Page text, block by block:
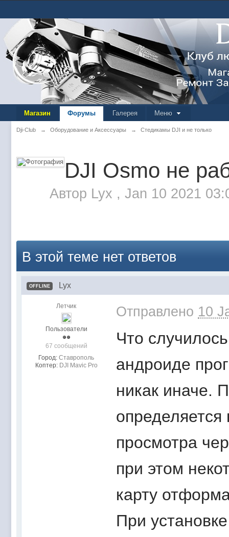
Магазин Форумы Галерея Меню
Dji-Club → Оборудование и Аксессуары → Стедикамы DJI и не только
DJI Osmo не
Автор Lyx , Jan 10 2021
В этой теме нет ответов
OFFLINE Lyx
Летчик
Пользователи
67 сообщений
Город: Ставрополь
Коптер: DJI Mavic Pro
Отправлено 10
Что
андроиде
никак иначе.
определяется
просмотра
при этом
карту
При